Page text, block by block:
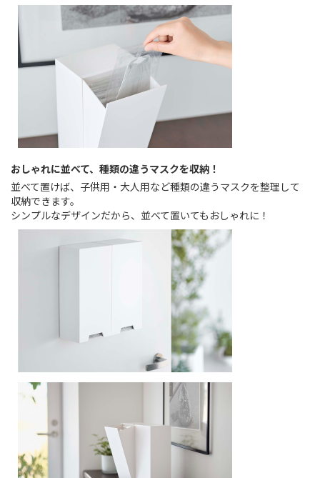
おしゃれに並べて、種類の違うマスクを収納！
並べて置けば、子供用・大人用など種類の違うマスクを整理して
収納できます。
シンプルなデザインだから、並べて置いてもおしゃれに！